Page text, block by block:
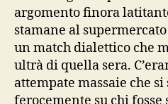
argomento finora
stamane al
un match dialettico che
ultrà di quella sera.
attempate massaie che
ferocemente su chi